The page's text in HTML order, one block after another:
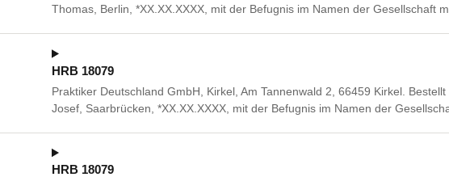
Thomas, Berlin, *XX.XX.XXXX, mit der Befugnis im Namen der Gesellschaft
HRB 18079
Praktiker Deutschland GmbH, Kirkel, Am Tannenwald 2, 66459 Kirkel.
Josef, Saarbrücken, *XX.XX.XXXX, mit der Befugnis im Namen der
HRB 18079